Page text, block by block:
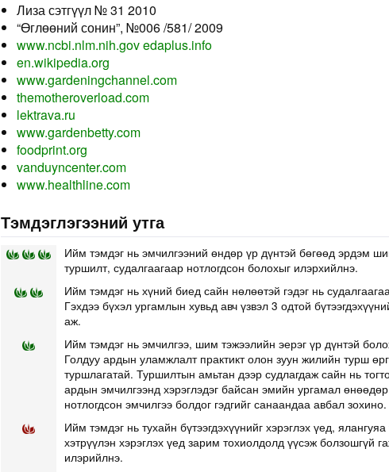
Лиза сэтгүүл № 31 2010
“Өглөөний сонин”, №006 /581/ 2009
www.ncbi.nlm.nih.govedaplus.info
en.wikipedia.org
www.gardeningchannel.com
themotheroverload.com
lektrava.ru
www.gardenbetty.com
foodprint.org
vanduyncenter.com
www.healthline.com
Тэмдэглэгээний утга
Ийм тэмдэг нь эмчилгээний өндөр үр дүнтэй бөгөөд эрдэм
туршилт, судалгаагаар нотлогдсон болохыг илэрхийлнэ.
Ийм тэмдэг нь хүний биед сайн нөлөөтэй гэдэг нь
Гэхдээ бүхэл ургамлын хувьд авч үзвэл 3 одтой
аж.
Ийм тэмдэг нь эмчилгээ, шим тэжээлийн эерэг үр дүнтэй
Голдуу ардын уламжлалт практикт олон зуун жилийн турш
туршлагатай. Туршилтын амьтан дээр судлагдаж сайн нь
ардын эмчилгээнд хэрэглэдэг байсан эмийн ургамал
нотлогдсон эмчилгээ болдог гэдгийг санаандаа авбал зохино.
Ийм тэмдэг нь тухайн бүтээгдэхүүнийг хэрэглэх үед,
хэтрүүлэн хэрэглэх үед зарим тохиолдолд үүсэж болзошгүй
илэрийлнэ.